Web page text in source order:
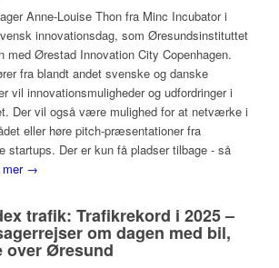
Anne-Louise Thon fra Minc Incubator i
innovationsdag, som Øresundsinstituttet
med Ørestad Innovation City Copenhagen.
fra blandt andet svenske og danske
vil innovationsmuligheder og udfordringer i
Der vil også være mulighed for at netværke i
eller høre pitch-præsentationer fra
startups. Der er kun få pladser tilbage - så
mer →
trafik: Trafikrekord i 2025 –
om dagen med bil,
Øresund